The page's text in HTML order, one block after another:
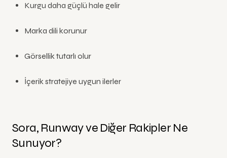
Kurgu daha güçlü hale gelir
Marka dili korunur
Görsellik tutarlı olur
İçerik stratejiye uygun ilerler
Sora, Runway ve Diğer Rakipler Ne
Sunuyor?